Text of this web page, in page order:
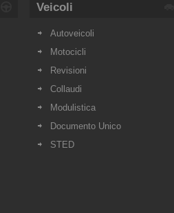
Veicoli
Autoveicoli
Motocicli
Revisioni
Collaudi
Modulistica
Documento Unico
STED